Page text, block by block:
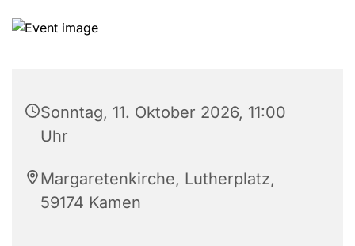
Sonntag, 11. Oktober 2026, 11:00
Uhr
Margaretenkirche, Lutherplatz,
59174 Kamen